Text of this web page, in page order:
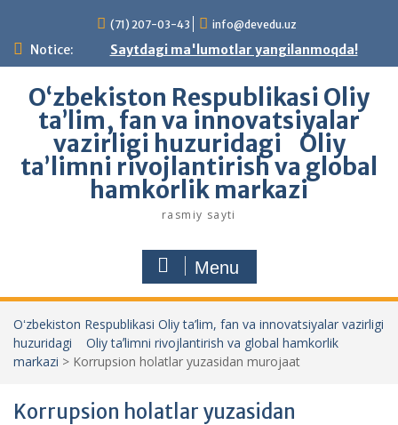
content
(71) 207-03-43 info@devedu.uz
Notice: Saytdagi ma'lumotlar yangilanmoqda!
Oʻzbekiston Respublikasi Oliy
ta’lim, fan va innovatsiyalar
vazirligi huzuridagi Oliy
taʼlimni rivojlantirish va global
hamkorlik markazi
rasmiy sayti
Menu
Oʻzbekiston Respublikasi Oliy ta’lim, fan va innovatsiyalar vazirligi
huzuridagi Oliy taʼlimni rivojlantirish va global hamkorlik
markazi > Korrupsion holatlar yuzasidan murojaat
Korrupsion holatlar yuzasidan